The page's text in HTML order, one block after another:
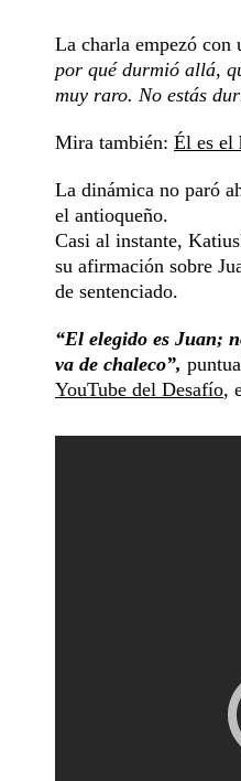
La charla empezó con
por qué durmió allá,
muy raro. No estás
Mira también: Él es el
La dinámica no paró
el antioqueño.
Casi al instante,
su afirmación sobre
de sentenciado.
“El elegido es Juan;
va de chaleco”,
YouTube del Desafío,